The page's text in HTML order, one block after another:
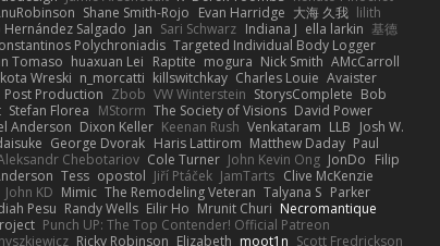
Shane Smith-Rojo Evan Harridge 大海 久我 lilith
Hernández Salgado Jan Sari Schwarz Indiana J ella larkin 基德
Polychroniadis Targeted Individual Body Logger
Tomaso huaxuan Lei Raptite mogura Nick Smith AMcCarroll
Wreski n_morcatti killswitchkay Charles Louie Avaister
Post Production Zbob VW Winterstein StorysComplete Bob
Stefan Florea MStorm The Society of Visions David Power
Anderson Dixon Keller Keenan Rush Venkataram LLB Josh W.
George Dvorak Haris Lattirom Matthew Daday Paul
Chebotariov Cole Turner John Kevin Ong JonDo Filip
Tess opostol Jiří Ptáček JamTarts Clive McKenzie
John KD Mimic The Remodeling Veteran Talyana S Parker
Pesu Randy Wells Eilir Ho Mrunit Churi Necromantique
Punch UP: The Top Contender! Official Patreon
Ricky Robinson Elizabeth moot1n Scott Fredrickson